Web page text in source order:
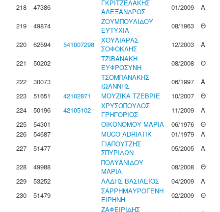
218 47386
ΓΚΡΙΤΖΕΛΑΚΗΣ
ΑΛΕΞΑΝΔΡΟΣ
01/2009
Α
219
49874
ΖΟΥΜΠΟΥΛΙΔΟΥ
ΕΥΤΥΧΙΑ
08/1963
Θ
220
62594 541007298
ΧΟΥΛΙΑΡΑΣ
ΣΟΦΟΚΛΗΣ
12/2003
Α
221
50202
ΤΖΙΒΑΝΑΚΗ
ΕΥΦΡΟΣΥΝΗ
08/2008
Θ
222
30073
ΤΣΟΜΠΑΝΑΚΗΣ
ΙΩΑΝΝΗΣ
06/1997
Α
223
51651 42102871 ΜΟΥΖΙΚΑ ΤΖΕΒΡΙΕ 10/2007
Θ
224
50196 42105102
ΧΡΥΣΟΠΟΥΛΟΣ
ΓΡΗΓΟΡΙΟΣ
11/2009
Α
225
54301 ΟΙΚΟΝΟΜΟΥ ΜΑΡΙΑ 06/1976
Θ
226
54687 MUCO ADRIATIK 01/1979
Α
227
51477
ΓΙΑΠΟΥΤΖΗΣ
ΣΠΥΡΙΔΩΝ
05/2005
Α
228
49988
ΠΟΛΥΑΝΙΔΟΥ
ΜΑΡΙΑ
08/2008
Θ
229
53252 ΛΑΔΗΣ ΒΑΣΙΛΕΙΟΣ 04/2009
Α
230
51479
ΣΑΡΡΗΜΑΥΡΟΓΕΝΗ
ΕΙΡΗΝΗ
02/2009
Θ
ΖΑΦΕΙΡΙΔΗΣ